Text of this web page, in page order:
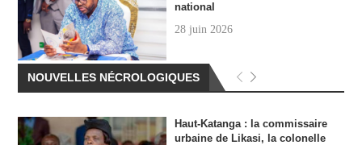
national
28 juin 2026
NOUVELLES NÉCROLOGIQUES
Haut-Katanga : la commissaire
urbaine de Likasi, la colonelle